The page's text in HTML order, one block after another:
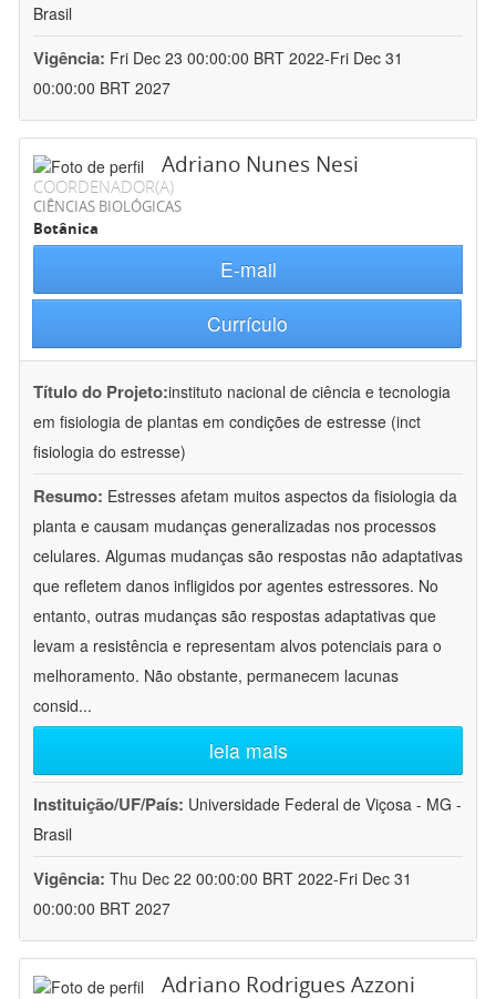
Brasil
Vigência: Fri Dec 23 00:00:00 BRT 2022-Fri Dec 31
00:00:00 BRT 2027
Adriano Nunes Nesi
COORDENADOR(A)
CIÊNCIAS BIOLÓGICAS
Botânica
E-mail
Currículo
Título do Projeto:instituto nacional de ciência e tecnologia
em fisiologia de plantas em condições de estresse (inct
fisiologia do estresse)
Resumo: Estresses afetam muitos aspectos da fisiologia da
planta e causam mudanças generalizadas nos processos
celulares. Algumas mudanças são respostas não adaptativas
que refletem danos infligidos por agentes estressores. No
entanto, outras mudanças são respostas adaptativas que
levam a resistência e representam alvos potenciais para o
melhoramento. Não obstante, permanecem lacunas
consid...
leia mais
Instituição/UF/País: Universidade Federal de Viçosa - MG -
Brasil
Vigência: Thu Dec 22 00:00:00 BRT 2022-Fri Dec 31
00:00:00 BRT 2027
Adriano Rodrigues Azzoni